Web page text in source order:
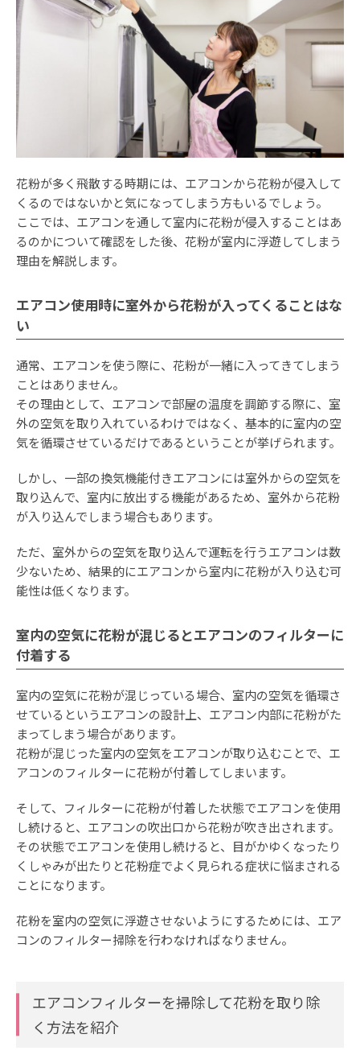
花粉が多く飛散する時期には、エアコンから花粉が侵入して
くるのではないかと気になってしまう方もいるでしょう。
ここでは、エアコンを通して室内に花粉が侵入することはあ
るのかについて確認をした後、花粉が室内に浮遊してしまう
理由を解説します。
エアコン使用時に室外から花粉が入ってくることはな
い
通常、エアコンを使う際に、花粉が一緒に入ってきてしまう
ことはありません。
その理由として、エアコンで部屋の温度を調節する際に、室
外の空気を取り入れているわけではなく、基本的に室内の空
気を循環させているだけであるということが挙げられます。
しかし、一部の換気機能付きエアコンには室外からの空気を
取り込んで、室内に放出する機能があるため、室外から花粉
が入り込んでしまう場合もあります。
ただ、室外からの空気を取り込んで運転を行うエアコンは数
少ないため、結果的にエアコンから室内に花粉が入り込む可
能性は低くなります。
室内の空気に花粉が混じるとエアコンのフィルターに
付着する
室内の空気に花粉が混じっている場合、室内の空気を循環さ
せているというエアコンの設計上、エアコン内部に花粉がた
まってしまう場合があります。
花粉が混じった室内の空気をエアコンが取り込むことで、エ
アコンのフィルターに花粉が付着してしまいます。
そして、フィルターに花粉が付着した状態でエアコンを使用
し続けると、エアコンの吹出口から花粉が吹き出されます。
その状態でエアコンを使用し続けると、目がかゆくなったり
くしゃみが出たりと花粉症でよく見られる症状に悩まされる
ことになります。
花粉を室内の空気に浮遊させないようにするためには、エア
コンのフィルター掃除を行わなければなりません。
エアコンフィルターを掃除して花粉を取り除
く方法を紹介